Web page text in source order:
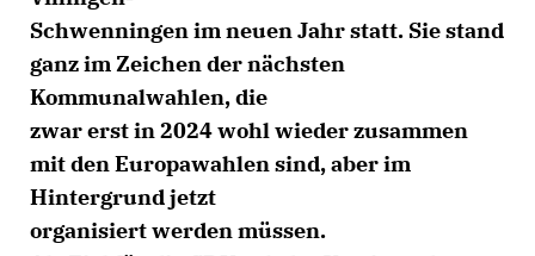
Schwenningen im neuen Jahr statt. Sie stand
ganz im Zeichen der nächsten
Kommunalwahlen, die
zwar erst in 2024 wohl wieder zusammen
mit den Europawahlen sind, aber im
Hintergrund jetzt
organisiert werden müssen.